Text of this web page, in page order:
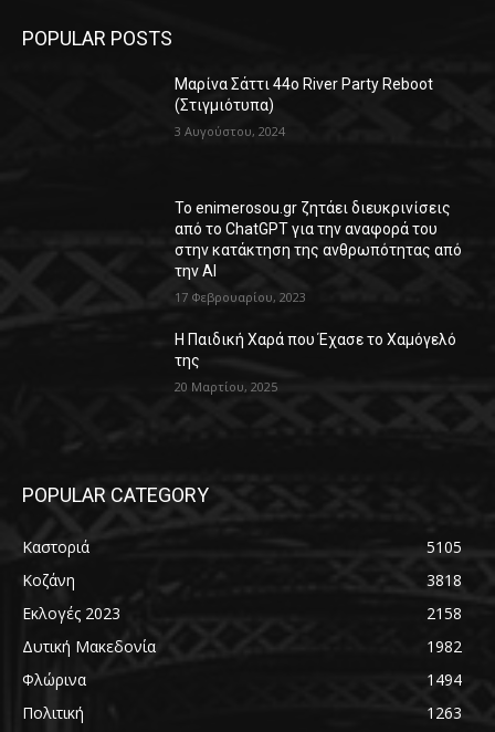
POPULAR POSTS
Μαρίνα Σάττι 44o River Party Reboot
(Στιγμιότυπα)
3 Αυγούστου, 2024
Το enimerosou.gr ζητάει διευκρινίσεις
από το ChatGPT για την αναφορά του
στην κατάκτηση της ανθρωπότητας από
την AI
17 Φεβρουαρίου, 2023
Η Παιδική Χαρά που Έχασε το Χαμόγελό
της
20 Μαρτίου, 2025
POPULAR CATEGORY
Καστοριά
5105
Κοζάνη
3818
Εκλογές 2023
2158
Δυτική Μακεδονία
1982
Φλώρινα
1494
Πολιτική
1263